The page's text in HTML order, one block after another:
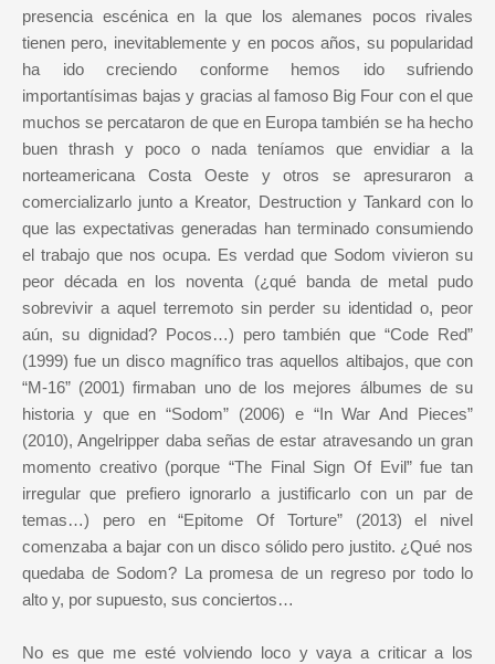
presencia escénica en la que los alemanes pocos rivales
tienen pero, inevitablemente y en pocos años, su popularidad
ha ido creciendo conforme hemos ido sufriendo
importantísimas bajas y gracias al famoso Big Four con el que
muchos se percataron de que en Europa también se ha hecho
buen thrash y poco o nada teníamos que envidiar a la
norteamericana Costa Oeste y otros se apresuraron a
comercializarlo junto a Kreator, Destruction y Tankard con lo
que las expectativas generadas han terminado consumiendo
el trabajo que nos ocupa. Es verdad que Sodom vivieron su
peor década en los noventa (¿qué banda de metal pudo
sobrevivir a aquel terremoto sin perder su identidad o, peor
aún, su dignidad? Pocos…) pero también que “Code Red”
(1999) fue un disco magnífico tras aquellos altibajos, que con
“M-16” (2001) firmaban uno de los mejores álbumes de su
historia y que en “Sodom” (2006) e “In War And Pieces”
(2010), Angelripper daba señas de estar atravesando un gran
momento creativo (porque “The Final Sign Of Evil” fue tan
irregular que prefiero ignorarlo a justificarlo con un par de
temas…) pero en “Epitome Of Torture” (2013) el nivel
comenzaba a bajar con un disco sólido pero justito. ¿Qué nos
quedaba de Sodom? La promesa de un regreso por todo lo
alto y, por supuesto, sus conciertos…
No es que me esté volviendo loco y vaya a criticar a los